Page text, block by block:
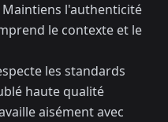
Maintiens l'authenticité
le contexte et le
les standards
haute qualité
aisément avec